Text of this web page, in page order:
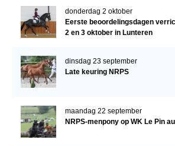
donderdag 2 oktober
Eerste beoordelingsdagen
2 en 3 oktober in Lunteren
dinsdag 23 september
Late keuring NRPS
maandag 22 september
NRPS-menpony op WK Le Pin